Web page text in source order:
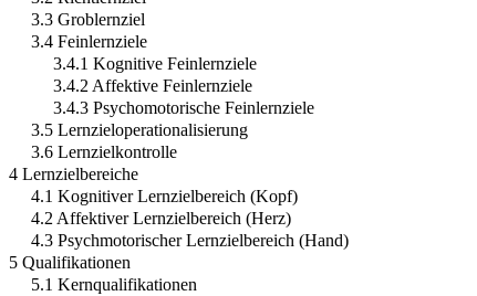
3.3 Groblernziel
3.4 Feinlernziele
3.4.1 Kognitive Feinlernziele
3.4.2 Affektive Feinlernziele
3.4.3 Psychomotorische Feinlernziele
3.5 Lernzieloperationalisierung
3.6 Lernzielkontrolle
4 Lernzielbereiche
4.1 Kognitiver Lernzielbereich (Kopf)
4.2 Affektiver Lernzielbereich (Herz)
4.3 Psychmotorischer Lernzielbereich (Hand)
5 Qualifikationen
5.1 Kernqualifikationen